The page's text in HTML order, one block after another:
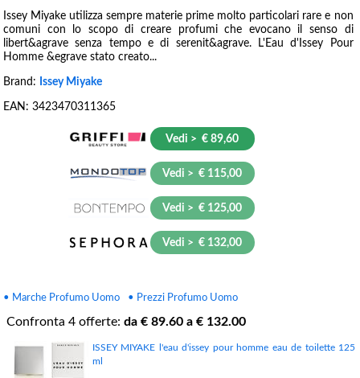
Issey Miyake utilizza sempre materie prime molto particolari rare e non
comuni con lo scopo di creare profumi che evocano il senso di
libert&agrave senza tempo e di serenit&agrave. L'Eau d'Issey Pour
Homme &egrave stato creato...
Brand: Issey Miyake
EAN: 3423470311365
Vedi > € 89,60
Vedi > € 115,00
Vedi > € 125,00
Vedi > € 132,00
• Marche Profumo Uomo • Prezzi Profumo Uomo
Confronta 4 offerte: da € 89.60 a € 132.00
ISSEY MIYAKE l'eau d'issey pour homme eau de toilette 125
ml